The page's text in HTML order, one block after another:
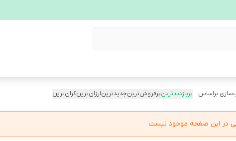
براساس: پربازدیدترینپرفروش‌ترینجدیدترینارزان‌ترینگران‌ترین
در این صفحه موجود نیست